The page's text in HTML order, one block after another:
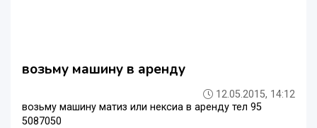
возьму машину в аренду
12.05.2015, 14:12
возьму машину матиз или нексиа в аренду тел 95
5087050